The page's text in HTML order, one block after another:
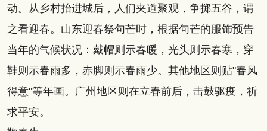
动。从乡村抬进城后，人们夹道聚观，争掷五谷，谓
之看迎春。山东迎春祭句芒时，根据句芒的服饰预告
当年的气候状况：戴帽则示春暖，光头则示春寒，穿
鞋则示春雨多，赤脚则示春雨少。其他地区则贴"春风
得意"等年画。广州地区则在立春前后，击鼓驱疫，祈
求平安。